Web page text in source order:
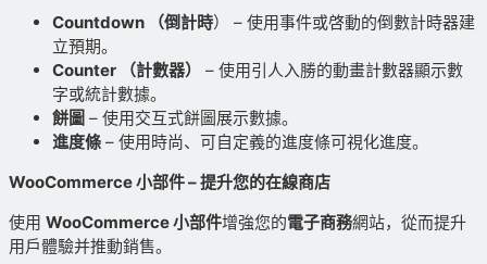
Countdown （倒計時） – 使用事件或啓動的倒數計時器建
立預期。
Counter （計數器）
– 使用引人入勝的動畫計數器顯示數
字或統計數據。
餅圖 – 使用交互式餅圖展示數據。
進度條 – 使用時尚、可自定義的進度條可視化進度。
WooCommerce 小部件 – 提升您的在線商店
使用 WooCommerce 小部件增強您的電子商務網站，從而提升
用戶體驗并推動銷售。